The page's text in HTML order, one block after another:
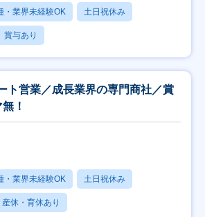
・業界未経験OK 土日祝休み
賞与あり
ト営業／成長業界の専門商社／賞
！
・業界未経験OK 土日祝休み
産休・育休あり